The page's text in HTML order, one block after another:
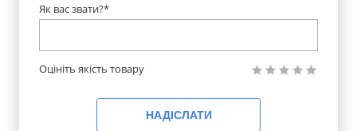
Як вас звати?*
Оцініть якість товару
НАДІСЛАТИ